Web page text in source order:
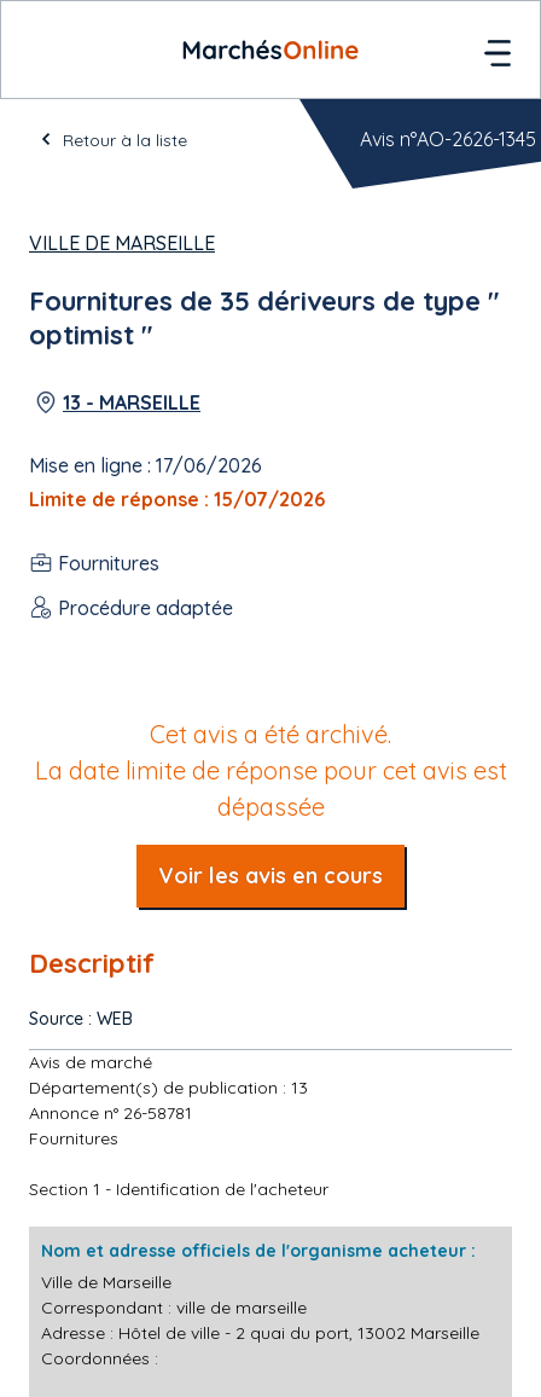
Retour à la liste
VILLE DE MARSEILLE
Fournitures de 35 dériveurs de type "
optimist "
13 - MARSEILLE
Mise en ligne : 17/06/2026
Limite de réponse : 15/07/2026
Fournitures
Procédure adaptée
Avis n°AO-2626-1345
Cet avis a été archivé.
La date limite de réponse pour cet avis est
dépassée
Voir les avis en cours
Descriptif
Source : WEB
Avis de marché
Département(s) de publication : 13
Annonce n° 26-58781
Fournitures
Section 1 - Identification de l'acheteur
Nom et adresse officiels de l'organisme acheteur :
Ville de Marseille
Correspondant : ville de marseille
Adresse : Hôtel de ville - 2 quai du port, 13002 Marseille
Coordonnées :